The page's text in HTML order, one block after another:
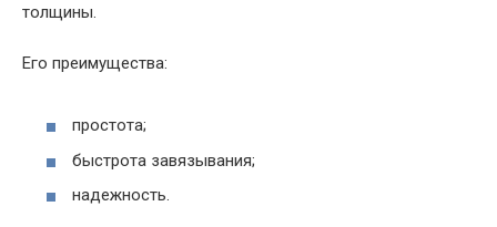
толщины.
Его преимущества:
простота;
быстрота завязывания;
надежность.